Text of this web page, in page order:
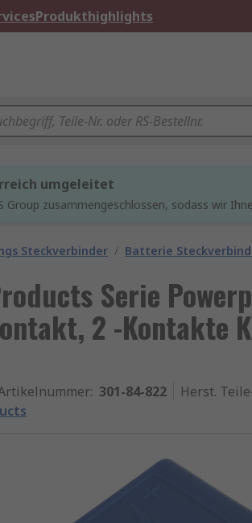
Produkthighlights
umgeleitet
Group zusammengeschlossen, sodass wir
Steckverbinder / Batterie
Serie
2 -Kontakte
: 301-84-822 Herst.